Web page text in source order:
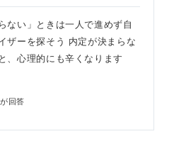
業ギリギリに内定を取得した
を諦めていましたが、最後ま
を考えようということで頑張
してもアルバイトをしながら
ます。勤労意欲を持って自分
。
ない」ときは一人で進めず自
ザーを探そう 内定が決まらな
、心理的にも辛くなります
回答